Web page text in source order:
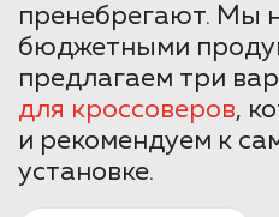
пренебрегают. Мы
бюджетными
предлагаем три
для кроссоверов,
и рекомендуем к
установке.